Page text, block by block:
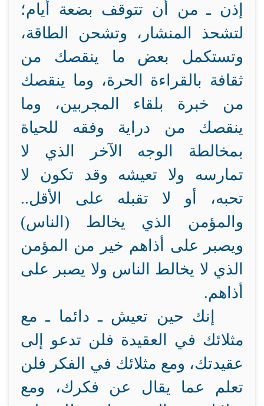
إذن ـ من أن تتوقف بضعة أيام؛
لتشحذ المنشار، وتشحن الطاقة،
وتستكمل بعض ما ينقصك من
ثقافة بالقراءة الحرة، وما ينقصك
من خبرة بلقاء المجربين، وما
ينقصك من دراية وفقه للحياة
بمخالطة الوجه الآخر الذي لا
تمارسه ولا تعيشه وقد تكون لا
تحبه، أو لا تقبله على الأقل..
والمؤمن الذي يخالط (الناس)
ويصبر على أذاهم خير من المؤمن
الذي لا يخالط الناس ولا يصبر على
أذاهم.
إنك حين تعيش ـ دائما ـ مع
مثلائك في العقيدة فلن تدعو إلى
عقيدتك، ومع مثلائك في الفكر فلن
تعلم عما يقال عن فكرك، ومع